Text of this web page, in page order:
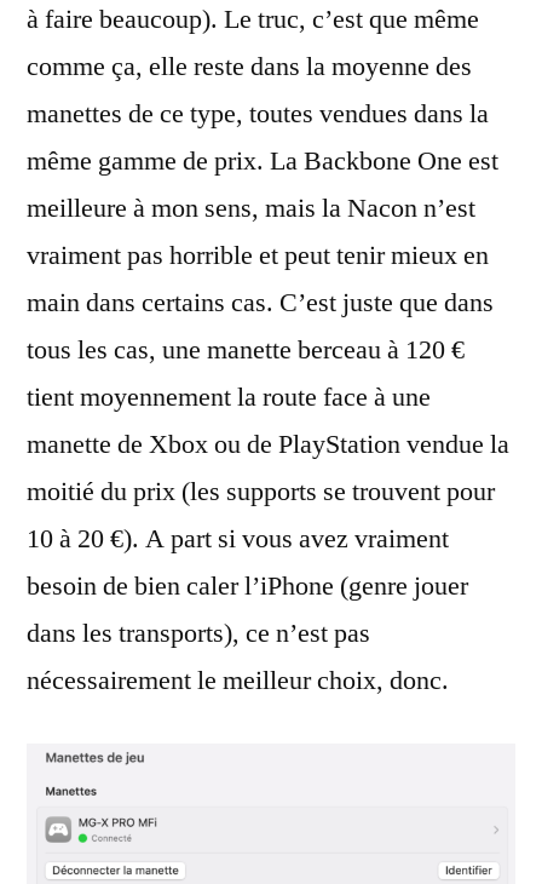
à faire beaucoup). Le truc, c’est que même
comme ça, elle reste dans la moyenne des
manettes de ce type, toutes vendues dans la
même gamme de prix. La Backbone One est
meilleure à mon sens, mais la Nacon n’est
vraiment pas horrible et peut tenir mieux en
main dans certains cas. C’est juste que dans
tous les cas, une manette berceau à 120 €
tient moyennement la route face à une
manette de Xbox ou de PlayStation vendue la
moitié du prix (les supports se trouvent pour
10 à 20 €). A part si vous avez vraiment
besoin de bien caler l’iPhone (genre jouer
dans les transports), ce n’est pas
nécessairement le meilleur choix, donc.